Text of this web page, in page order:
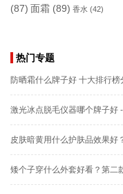
(87) 面霜 (89) 香水 (42)
热门专题
防晒霜什么牌子好 十大排行榜
激光冰点脱毛仪器哪个牌子好
皮肤暗黄用什么护肤品效果好
矮个子穿什么外套好看？第二